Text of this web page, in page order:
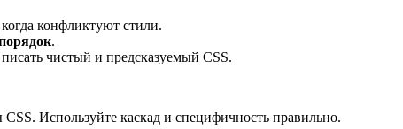
конфликтуют стили.
.
чистый и предсказуемый CSS.
Используйте каскад и специфичность правильно.